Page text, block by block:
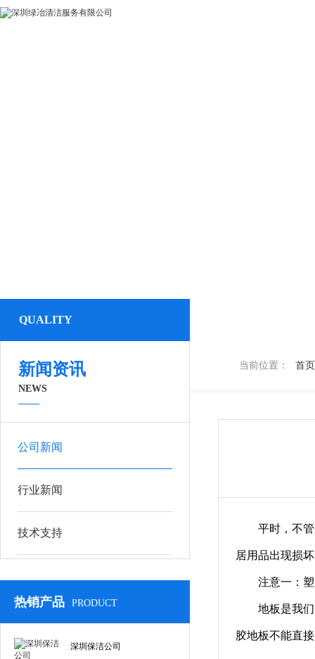
当前位置： 首页
QUALITY
新闻资讯
NEWS
公司新闻
行业新闻
技术支持
热销产品 PRODUCT
深圳保洁公司
平时，不
居用品出现损
注意一：
地板是我
胶地板不能直